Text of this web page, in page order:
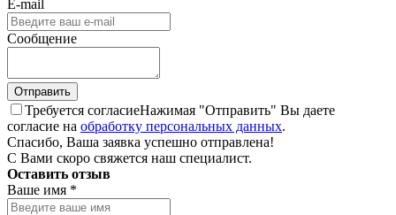
E-mail
Сообщение
Требуется согласиеНажимая "Отправить" Вы даете
согласие на обработку персональных данных.
Спасибо, Ваша заявка успешно отправлена!
С Вами скоро свяжется наш специалист.
Оставить отзыв
Ваше имя *